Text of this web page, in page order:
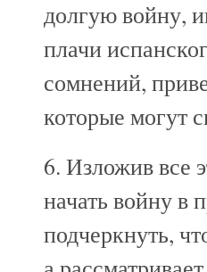
долгую войну,
плачи
сомнений,
которые могут
6. Изложив все
начать войну в
подчеркнуть,